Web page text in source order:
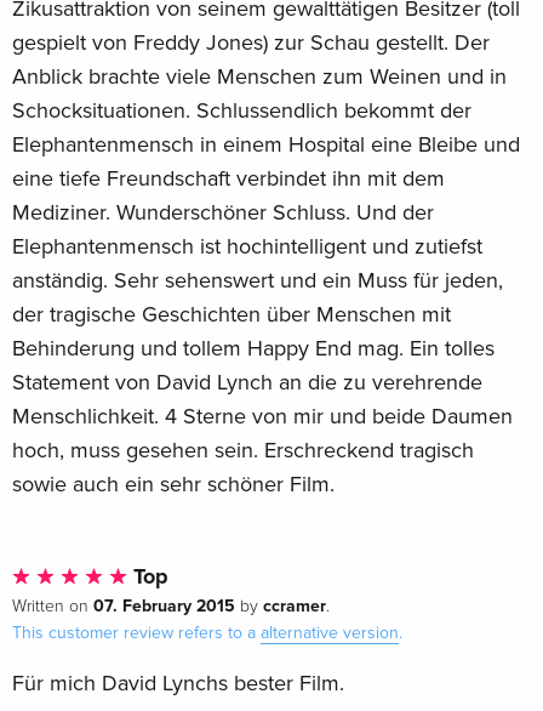
Zikusattraktion von seinem gewalttätigen Besitzer (toll
gespielt von Freddy Jones) zur Schau gestellt. Der
Anblick brachte viele Menschen zum Weinen und in
Schocksituationen. Schlussendlich bekommt der
Elephantenmensch in einem Hospital eine Bleibe und
eine tiefe Freundschaft verbindet ihn mit dem
Mediziner. Wunderschöner Schluss. Und der
Elephantenmensch ist hochintelligent und zutiefst
anständig. Sehr sehenswert und ein Muss für jeden,
der tragische Geschichten über Menschen mit
Behinderung und tollem Happy End mag. Ein tolles
Statement von David Lynch an die zu verehrende
Menschlichkeit. 4 Sterne von mir und beide Daumen
hoch, muss gesehen sein. Erschreckend tragisch
sowie auch ein sehr schöner Film.
Top
Written on 07. February 2015 by ccramer.
This customer review refers to a alternative version.
Für mich David Lynchs bester Film.